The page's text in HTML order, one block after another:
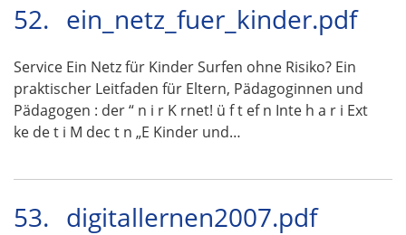
52. ein_netz_fuer_kinder.pdf
Service Ein Netz für Kinder Surfen ohne Risiko? Ein
praktischer Leitfaden für Eltern, Pädagoginnen und
Pädagogen : der “ n i r K rnet! ü f t ef n Inte h a r i Ext
ke de t i M dec t n „E Kinder und…
53. digitallernen2007.pdf